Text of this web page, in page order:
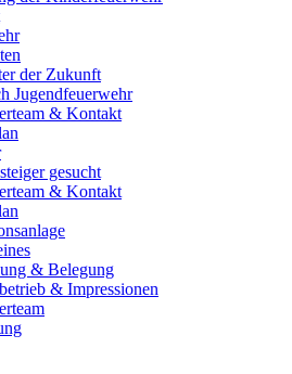
der Zukunft
Jugendfeuerwehr
& Kontakt
gesucht
& Kontakt
& Belegung
& Impressionen